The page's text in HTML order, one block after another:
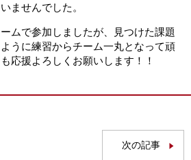
ませんでした。
ムで参加しましたが、見つけた課題
うに練習からチーム一丸となって頑
応援よろしくお願いします！！
次の記事